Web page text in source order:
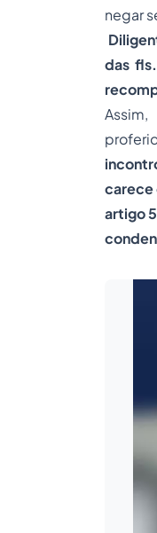
negar
das
carece
artigo